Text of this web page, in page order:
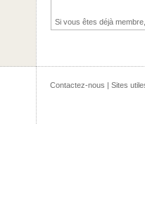
Si vous êtes déjà
Contactez-nous | Sites